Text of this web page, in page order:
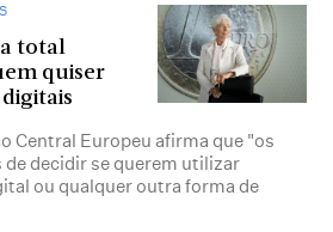
total
quiser
Central Europeu afirma que "os
de decidir se querem utilizar
ou qualquer outra forma de